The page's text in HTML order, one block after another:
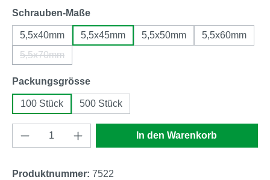
Schrauben-Maßeauswählen
5,5x40mm 5,5x45mm 5,5x50mm
5,5x60mm
5,5x70mm
(Diese Option ist zurzeit nicht verfügbar.)
Packungsgrösseauswählen
100 Stück 500 Stück
Produkt Anzahl: Gib den gewünschten
In den Warenkorb
Produktnummer: 7522